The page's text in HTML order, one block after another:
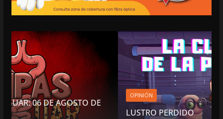
DE
OPINIÓN
LUSTRO PERDIDO